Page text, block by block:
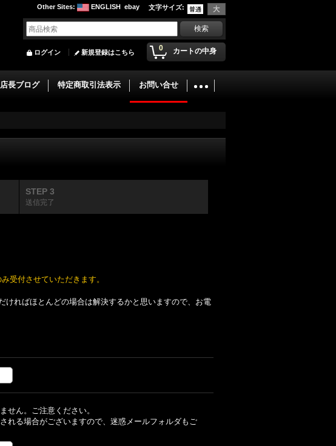
文字サイズ:
Other Sites: ENGLISH ebay
0 カートの中身
ログイン 新規登録はこちら
店長ブログ 特定商取引法表示 お問い合せ
STEP 3
送信完了
受付させていただきます。
ればほとんどの場合は解決するかと思いますので、お電
せん。ご注意ください。
れる場合がございますので、迷惑メールフォルダもご